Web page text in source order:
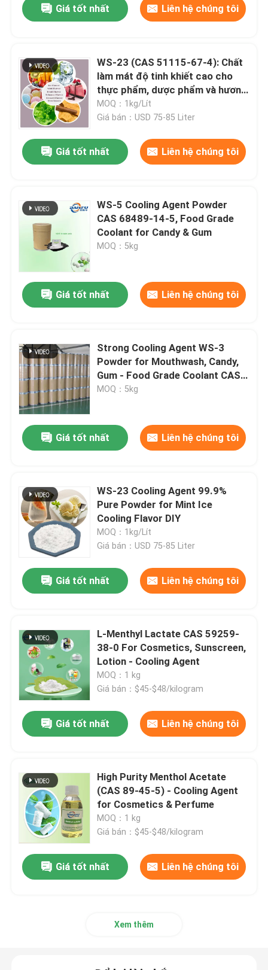
Để lại lời nhắn
Gửi đi
Giá tốt nhất Liên hệ chúng tôi
WS-23 (CAS 51115-67-4): Chất
làm mát độ tinh khiết cao cho
thực phẩm, dược phẩm và hương
vị
MOQ：1kg/Lít
Giá bán：USD 75-85 Liter
Giá tốt nhất Liên hệ chúng tôi
WS-5 Cooling Agent Powder
CAS 68489-14-5, Food Grade
Coolant for Candy & Gum
MOQ：5kg
Giá tốt nhất Liên hệ chúng tôi
Strong Cooling Agent WS-3
Powder for Mouthwash, Candy,
Gum - Food Grade Coolant CAS
39711-79-0
MOQ：5kg
Giá tốt nhất Liên hệ chúng tôi
WS-23 Cooling Agent 99.9%
Pure Powder for Mint Ice
Cooling Flavor DIY
MOQ：1kg/Lít
Giá bán：USD 75-85 Liter
Giá tốt nhất Liên hệ chúng tôi
L-Menthyl Lactate CAS 59259-
38-0 For Cosmetics, Sunscreen,
Lotion - Cooling Agent
MOQ：1 kg
Giá bán：$45-$48/kilogram
Giá tốt nhất Liên hệ chúng tôi
High Purity Menthol Acetate
(CAS 89-45-5) - Cooling Agent
for Cosmetics & Perfume
MOQ：1 kg
Giá bán：$45-$48/kilogram
Giá tốt nhất Liên hệ chúng tôi
Xem thêm